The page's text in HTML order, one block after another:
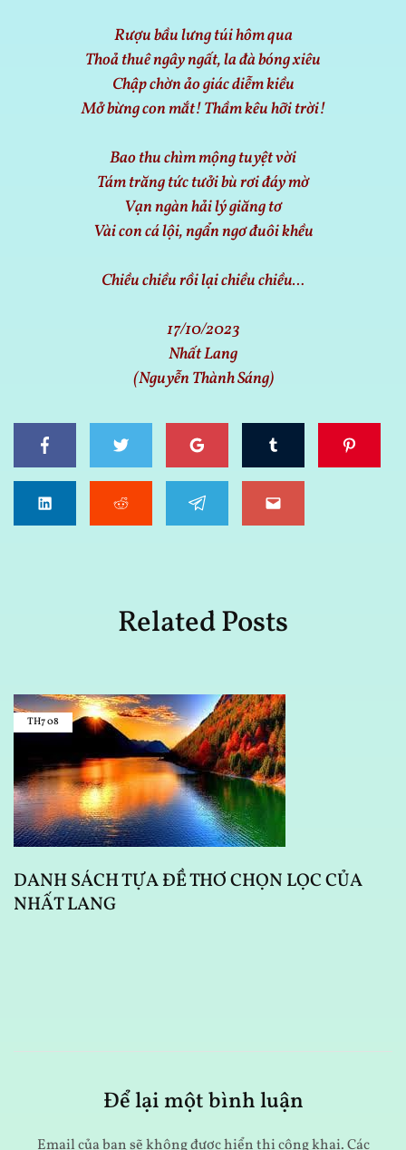
Rượu bầu lưng túi hôm qua
Thoả thuê ngây ngất, la đà bóng xiêu
Chập chờn ảo giác diễm kiều
Mở bừng con mắt! Thầm kêu hỡi trời!
Bao thu chìm mộng tuyệt vời
Tám trăng tức tưởi bù rơi đáy mờ
Vạn ngàn hải lý giăng tơ
Vài con cá lội, ngẩn ngơ đuôi khều
Chiều chiều rồi lại chiều chiều…
17/10/2023
Nhất Lang
(Nguyễn Thành Sáng)
Related Posts
TH708
DANH SÁCH TỰA ĐỀ THƠ CHỌN LỌC CỦA
NHẤT LANG
Để lại một bình luận
Email của bạn sẽ không được hiển thị công khai.Các